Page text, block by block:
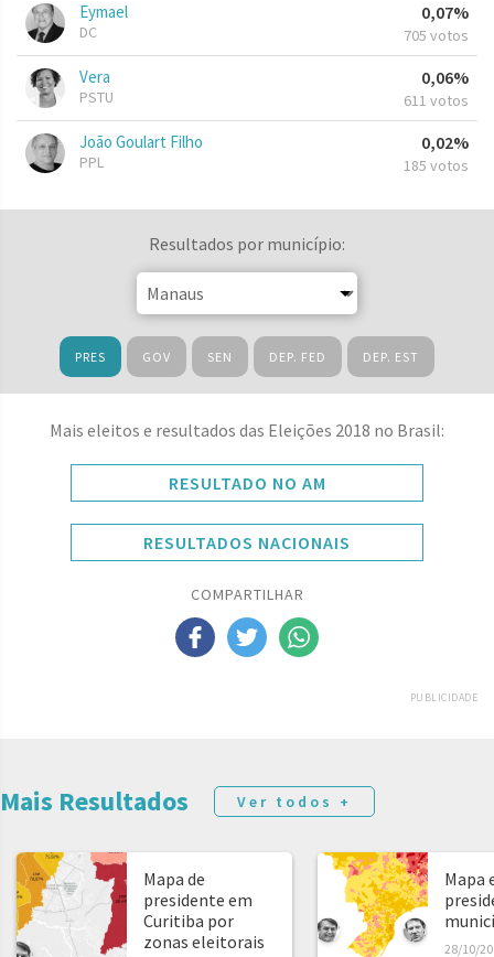
Eymael
DC
0,07%
705 votos
Vera
PSTU
0,06%
611 votos
João Goulart Filho
PPL
0,02%
185 votos
Resultados por município:
PRES GOV SEN DEP. FED DEP. EST
Mais eleitos e resultados das Eleições 2018 no Brasil:
RESULTADO NO AM
RESULTADOS NACIONAIS
COMPARTILHAR
PUBLICIDADE
Mais Resultados Ver todos +
Mapa de
presidente em
Curitiba por
zonas eleitorais
Mapa
28/10/